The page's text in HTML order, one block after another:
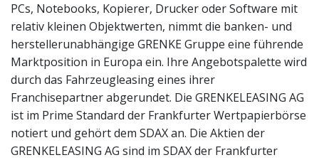
PCs, Notebooks, Kopierer, Drucker oder Software mit
relativ kleinen Objektwerten, nimmt die banken- und
herstellerunabhängige GRENKE Gruppe eine führende
Marktposition in Europa ein. Ihre Angebotspalette wird
durch das Fahrzeugleasing eines ihrer
Franchisepartner abgerundet. Die GRENKELEASING AG
ist im Prime Standard der Frankfurter Wertpapierbörse
notiert und gehört dem SDAX an. Die Aktien der
GRENKELEASING AG sind im SDAX der Frankfurter